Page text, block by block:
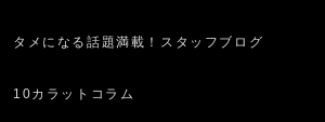
タメになる話題満載！スタッフブログ
10カラットコラム